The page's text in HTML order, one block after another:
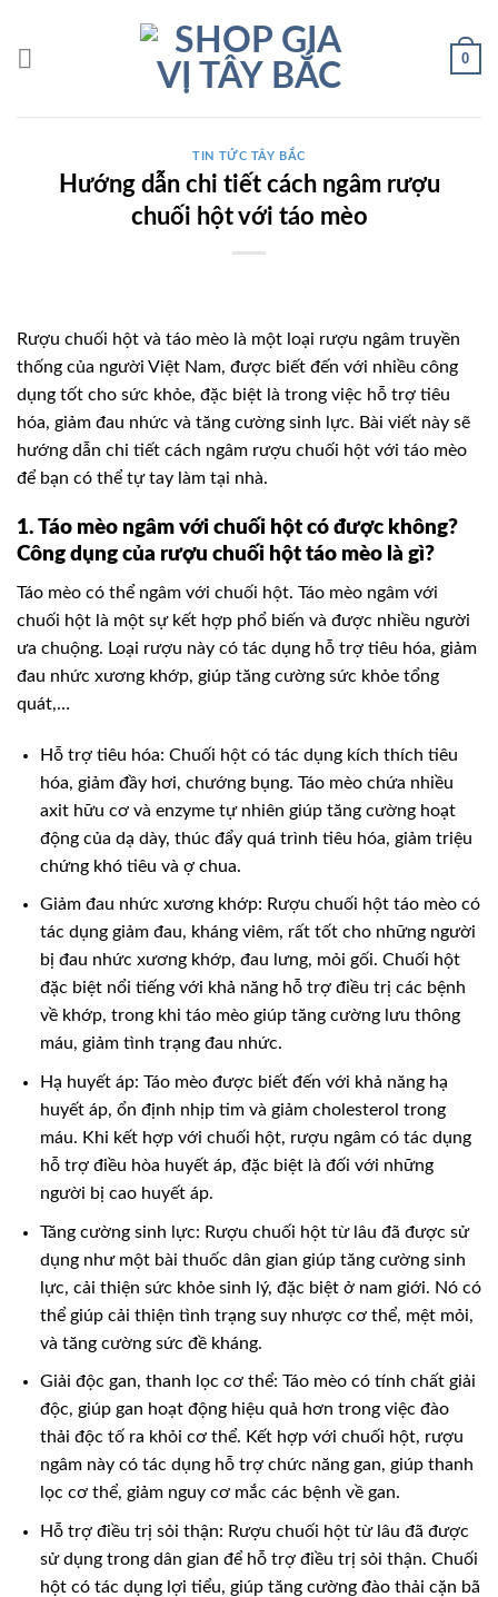
nội
0
TIN TỨC TÂY BẮC
Hướng dẫn chi tiết cách ngâm rượu
chuối hột với táo mèo
Rượu chuối hột và táo mèo là một loại rượu ngâm truyền
thống của người Việt Nam, được biết đến với nhiều công
dụng tốt cho sức khỏe, đặc biệt là trong việc hỗ trợ tiêu
hóa, giảm đau nhức và tăng cường sinh lực. Bài viết này sẽ
hướng dẫn chi tiết cách ngâm rượu chuối hột với táo mèo
để bạn có thể tự tay làm tại nhà.
1. Táo mèo ngâm với chuối hột có được không?
Công dụng của rượu chuối hột táo mèo là gì?
Táo mèo có thể ngâm với chuối hột. Táo mèo ngâm với
chuối hột là một sự kết hợp phổ biến và được nhiều người
ưa chuộng. Loại rượu này có tác dụng hỗ trợ tiêu hóa, giảm
đau nhức xương khớp, giúp tăng cường sức khỏe tổng
quát,…
Hỗ trợ tiêu hóa: Chuối hột có tác dụng kích thích tiêu
hóa, giảm đầy hơi, chướng bụng. Táo mèo chứa nhiều
axit hữu cơ và enzyme tự nhiên giúp tăng cường hoạt
động của dạ dày, thúc đẩy quá trình tiêu hóa, giảm triệu
chứng khó tiêu và ợ chua.
Giảm đau nhức xương khớp: Rượu chuối hột táo mèo có
tác dụng giảm đau, kháng viêm, rất tốt cho những người
bị đau nhức xương khớp, đau lưng, mỏi gối. Chuối hột
đặc biệt nổi tiếng với khả năng hỗ trợ điều trị các bệnh
về khớp, trong khi táo mèo giúp tăng cường lưu thông
máu, giảm tình trạng đau nhức.
Hạ huyết áp: Táo mèo được biết đến với khả năng hạ
huyết áp, ổn định nhịp tim và giảm cholesterol trong
máu. Khi kết hợp với chuối hột, rượu ngâm có tác dụng
hỗ trợ điều hòa huyết áp, đặc biệt là đối với những
người bị cao huyết áp.
Tăng cường sinh lực: Rượu chuối hột từ lâu đã được sử
dụng như một bài thuốc dân gian giúp tăng cường sinh
lực, cải thiện sức khỏe sinh lý, đặc biệt ở nam giới. Nó có
thể giúp cải thiện tình trạng suy nhược cơ thể, mệt mỏi,
và tăng cường sức đề kháng.
Giải độc gan, thanh lọc cơ thể: Táo mèo có tính chất giải
độc, giúp gan hoạt động hiệu quả hơn trong việc đào
thải độc tố ra khỏi cơ thể. Kết hợp với chuối hột, rượu
ngâm này có tác dụng hỗ trợ chức năng gan, giúp thanh
lọc cơ thể, giảm nguy cơ mắc các bệnh về gan.
Hỗ trợ điều trị sỏi thận: Rượu chuối hột từ lâu đã được
sử dụng trong dân gian để hỗ trợ điều trị sỏi thận. Chuối
hột có tác dụng lợi tiểu, giúp tăng cường đào thải cặn bã